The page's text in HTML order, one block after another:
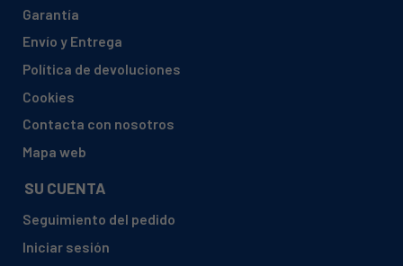
Garantía
Envío y Entrega
Política de devoluciones
Cookies
Contacta con nosotros
Mapa web
SU CUENTA
Seguimiento del pedido
Iniciar sesión